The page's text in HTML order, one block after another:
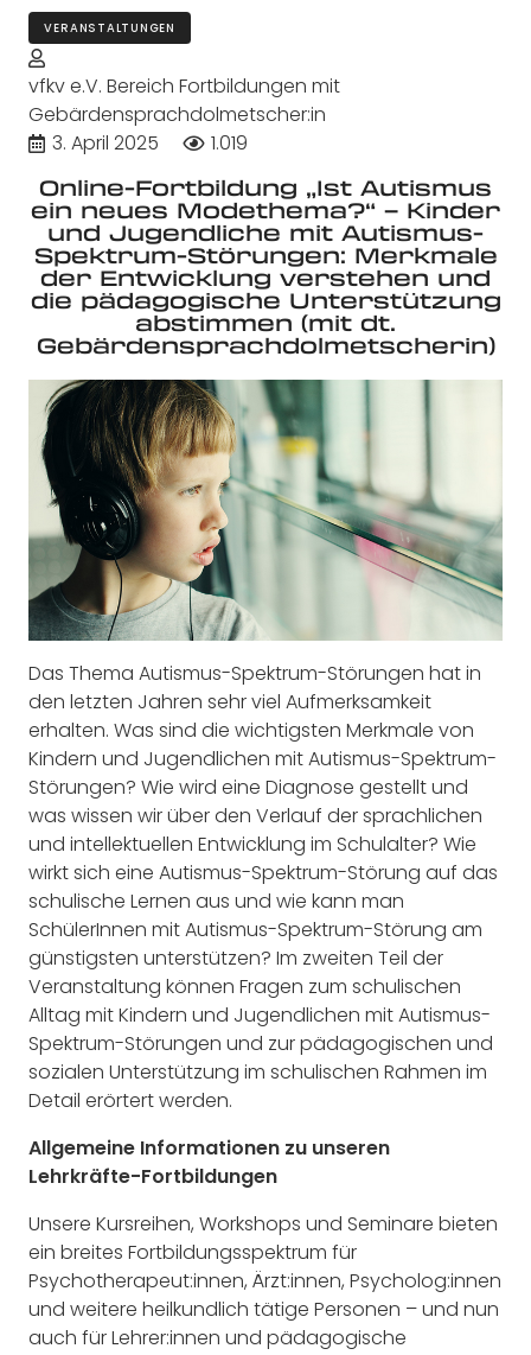
VERANSTALTUNGEN
vfkv e.V. Bereich Fortbildungen mit
Gebärdensprachdolmetscher:in
3. April 2025
1.019
Online-Fortbildung „Ist Autismus
ein neues Modethema?“ – Kinder
und Jugendliche mit Autismus-
Spektrum-Störungen: Merkmale
der Entwicklung verstehen und
die pädagogische Unterstützung
abstimmen (mit dt.
Gebärdensprachdolmetscherin)
Das Thema Autismus-Spektrum-Störungen hat in
den letzten Jahren sehr viel Aufmerksamkeit
erhalten. Was sind die wichtigsten Merkmale von
Kindern und Jugendlichen mit Autismus-Spektrum-
Störungen? Wie wird eine Diagnose gestellt und
was wissen wir über den Verlauf der sprachlichen
und intellektuellen Entwicklung im Schulalter? Wie
wirkt sich eine Autismus-Spektrum-Störung auf das
schulische Lernen aus und wie kann man
SchülerInnen mit Autismus-Spektrum-Störung am
günstigsten unterstützen? Im zweiten Teil der
Veranstaltung können Fragen zum schulischen
Alltag mit Kindern und Jugendlichen mit Autismus-
Spektrum-Störungen und zur pädagogischen und
sozialen Unterstützung im schulischen Rahmen im
Detail erörtert werden.
Allgemeine Informationen zu unseren
Lehrkräfte-Fortbildungen
Unsere Kursreihen, Workshops und Seminare bieten
ein breites Fortbildungsspektrum für
Psychotherapeut:innen, Ärzt:innen, Psycholog:innen
und weitere heilkundlich tätige Personen – und nun
auch für Lehrer:innen und pädagogische